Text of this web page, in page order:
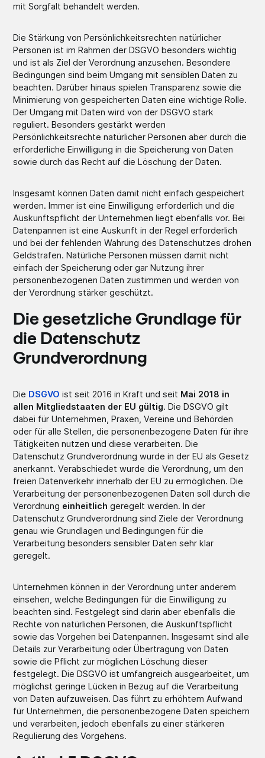
mit Sorgfalt behandelt werden.
Die Stärkung von Persönlichkeitsrechten natürlicher
Personen ist im Rahmen der DSGVO besonders wichtig
und ist als Ziel der Verordnung anzusehen. Besondere
Bedingungen sind beim Umgang mit sensiblen Daten zu
beachten. Darüber hinaus spielen Transparenz sowie die
Minimierung von gespeicherten Daten eine wichtige Rolle.
Der Umgang mit Daten wird von der DSGVO stark
reguliert. Besonders gestärkt werden
Persönlichkeitsrechte natürlicher Personen aber durch die
erforderliche Einwilligung in die Speicherung von Daten
sowie durch das Recht auf die Löschung der Daten.
Insgesamt können Daten damit nicht einfach gespeichert
werden. Immer ist eine Einwilligung erforderlich und die
Auskunftspflicht der Unternehmen liegt ebenfalls vor. Bei
Datenpannen ist eine Auskunft in der Regel erforderlich
und bei der fehlenden Wahrung des Datenschutzes drohen
Geldstrafen. Natürliche Personen müssen damit nicht
einfach der Speicherung oder gar Nutzung ihrer
personenbezogenen Daten zustimmen und werden von
der Verordnung stärker geschützt.
Die gesetzliche Grundlage für
die Datenschutz
Grundverordnung
Die DSGVO ist seit 2016 in Kraft und seit Mai 2018 in
allen Mitgliedstaaten der EU gültig. Die DSGVO gilt
dabei für Unternehmen, Praxen, Vereine und Behörden
oder für alle Stellen, die personenbezogene Daten für ihre
Tätigkeiten nutzen und diese verarbeiten. Die
Datenschutz Grundverordnung wurde in der EU als Gesetz
anerkannt. Verabschiedet wurde die Verordnung, um den
freien Datenverkehr innerhalb der EU zu ermöglichen. Die
Verarbeitung der personenbezogenen Daten soll durch die
Verordnung einheitlich geregelt werden. In der
Datenschutz Grundverordnung sind Ziele der Verordnung
genau wie Grundlagen und Bedingungen für die
Verarbeitung besonders sensibler Daten sehr klar
geregelt.
Unternehmen können in der Verordnung unter anderem
einsehen, welche Bedingungen für die Einwilligung zu
beachten sind. Festgelegt sind darin aber ebenfalls die
Rechte von natürlichen Personen, die Auskunftspflicht
sowie das Vorgehen bei Datenpannen. Insgesamt sind alle
Details zur Verarbeitung oder Übertragung von Daten
sowie die Pflicht zur möglichen Löschung dieser
festgelegt. Die DSGVO ist umfangreich ausgearbeitet, um
möglichst geringe Lücken in Bezug auf die Verarbeitung
von Daten aufzuweisen. Das führt zu erhöhtem Aufwand
für Unternehmen, die personenbezogene Daten speichern
und verarbeiten, jedoch ebenfalls zu einer stärkeren
Regulierung des Vorgehens.